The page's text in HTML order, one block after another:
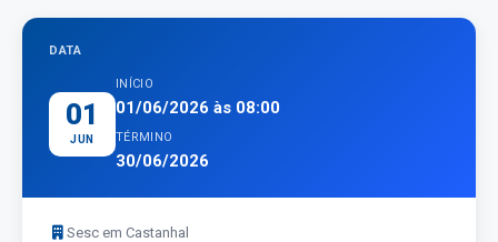
DATA
01
JUN
INÍCIO
01/06/2026 às 08:00
TÉRMINO
30/06/2026
Sesc em Castanhal